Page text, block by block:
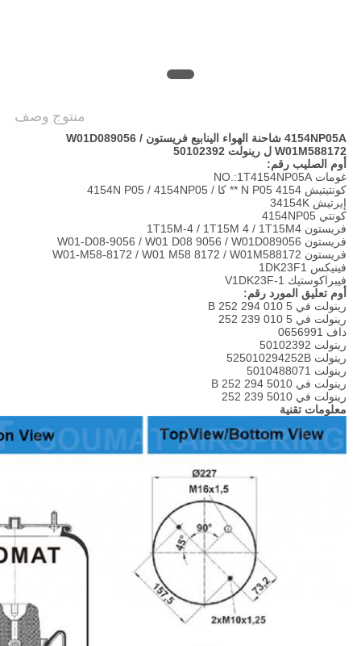
منتوج وصف
4154NP05A شاحنة الهواء الينابيع فريستون W01D089056 /
W01M588172 ل رينولت 50102392
أوم الصليب رقم:
غومات NO.:1T4154NP05A
كونتيتيش 4154 N P05 ** كا / 4154N P05 / 4154NP05
إيرتيش 34154K
كونتي 4154NP05
فريستون 1T15M-4 / 1T15M 4 / 1T15M4
فريستون W01-D08-9056 / W01 D08 9056 / W01D089056
فريستون W01-M58-8172 / W01 M58 8172 / W01M588172
فينيكس 1DK23F1
فيبراكوستيك V1DK23F-1
أوم تعليق المورد رقم:
رينولت في 5 010 294 252 B
رينولت في 5 010 239 252
داف 0656991
رينولت 50102392
رينولت 525010294252B
رينولت 5010488071
رينولت في 5010 294 252 B
رينولت في 5010 239 252
معلومات تقنية